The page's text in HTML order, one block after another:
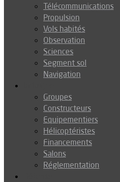
Télécommunications
Propulsion
Vols habités
Observation
Sciences
Segment sol
Navigation
Groupes
Constructeurs
Equipementiers
Hélicoptéristes
Financements
Salons
Réglementation